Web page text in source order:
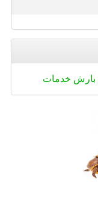
بارش خدمات